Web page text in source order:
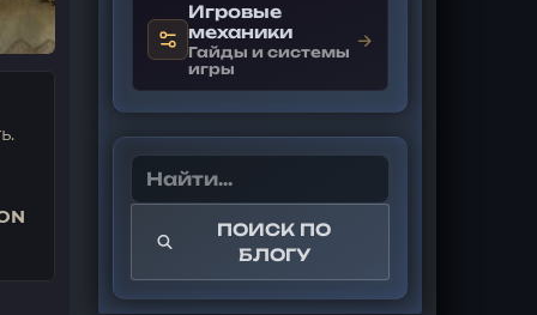
Игровые
механики
Гайды и системы
игры
→
ПОИСК ПО
БЛОГУ